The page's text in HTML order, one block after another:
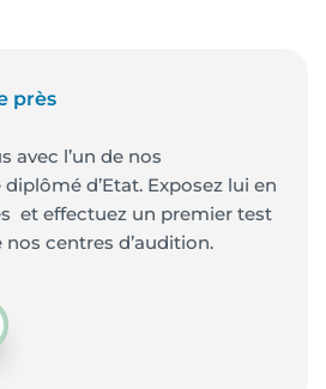
près
avec l’un de nos
d’Etat. Exposez lui en
et effectuez un premier test
nos centres d’audition.